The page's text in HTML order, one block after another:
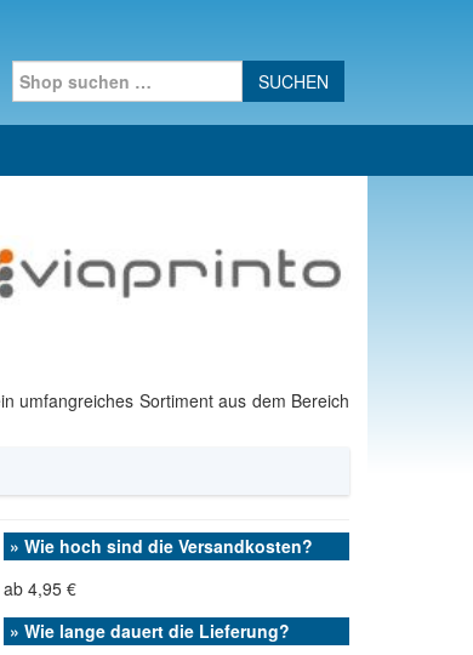
Search for:
umfangreiches Sortiment aus dem Bereich
» Wie hoch sind die Versandkosten?
ab 4,95 €
» Wie lange dauert die Lieferung?